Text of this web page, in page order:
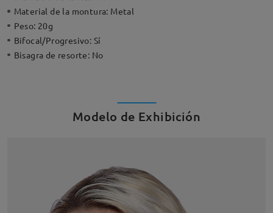
Material de la montura: Metal
Peso: 20g
Bifocal/Progresivo: Sí
Bisagra de resorte: No
Modelo de Exhibición